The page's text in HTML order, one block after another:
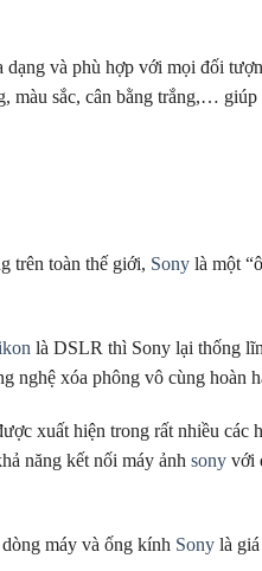
dạng và phù hợp với mọi đối
màu sắc, cân bằng trắng,…
trên toàn thế giới, Sony là một
là DSLR thì Sony lại thống
nghệ xóa phông vô cùng hoàn
xuất hiện trong rất nhiều các
năng kết nối máy ảnh sony với
máy và ống kính Sony là